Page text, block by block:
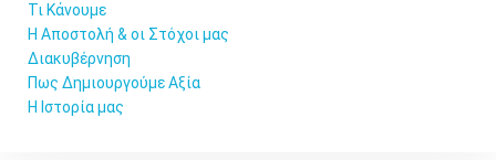
Τι Κάνουμε
Η Αποστολή & οι Στόχοι μας
Διακυβέρνηση
Πως Δημιουργούμε Αξία
Η Ιστορία μας